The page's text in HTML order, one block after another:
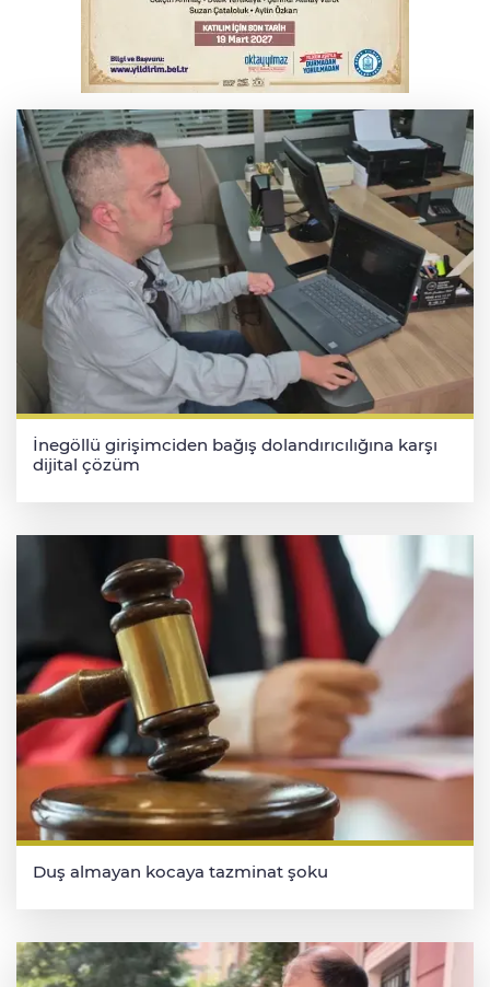
Trabzonspor'da Folcarelli ameliyat oldu
İnegöllü girişimciden bağış dolandırıcılığına karşı
dijital çözüm
Duş almayan kocaya tazminat şoku